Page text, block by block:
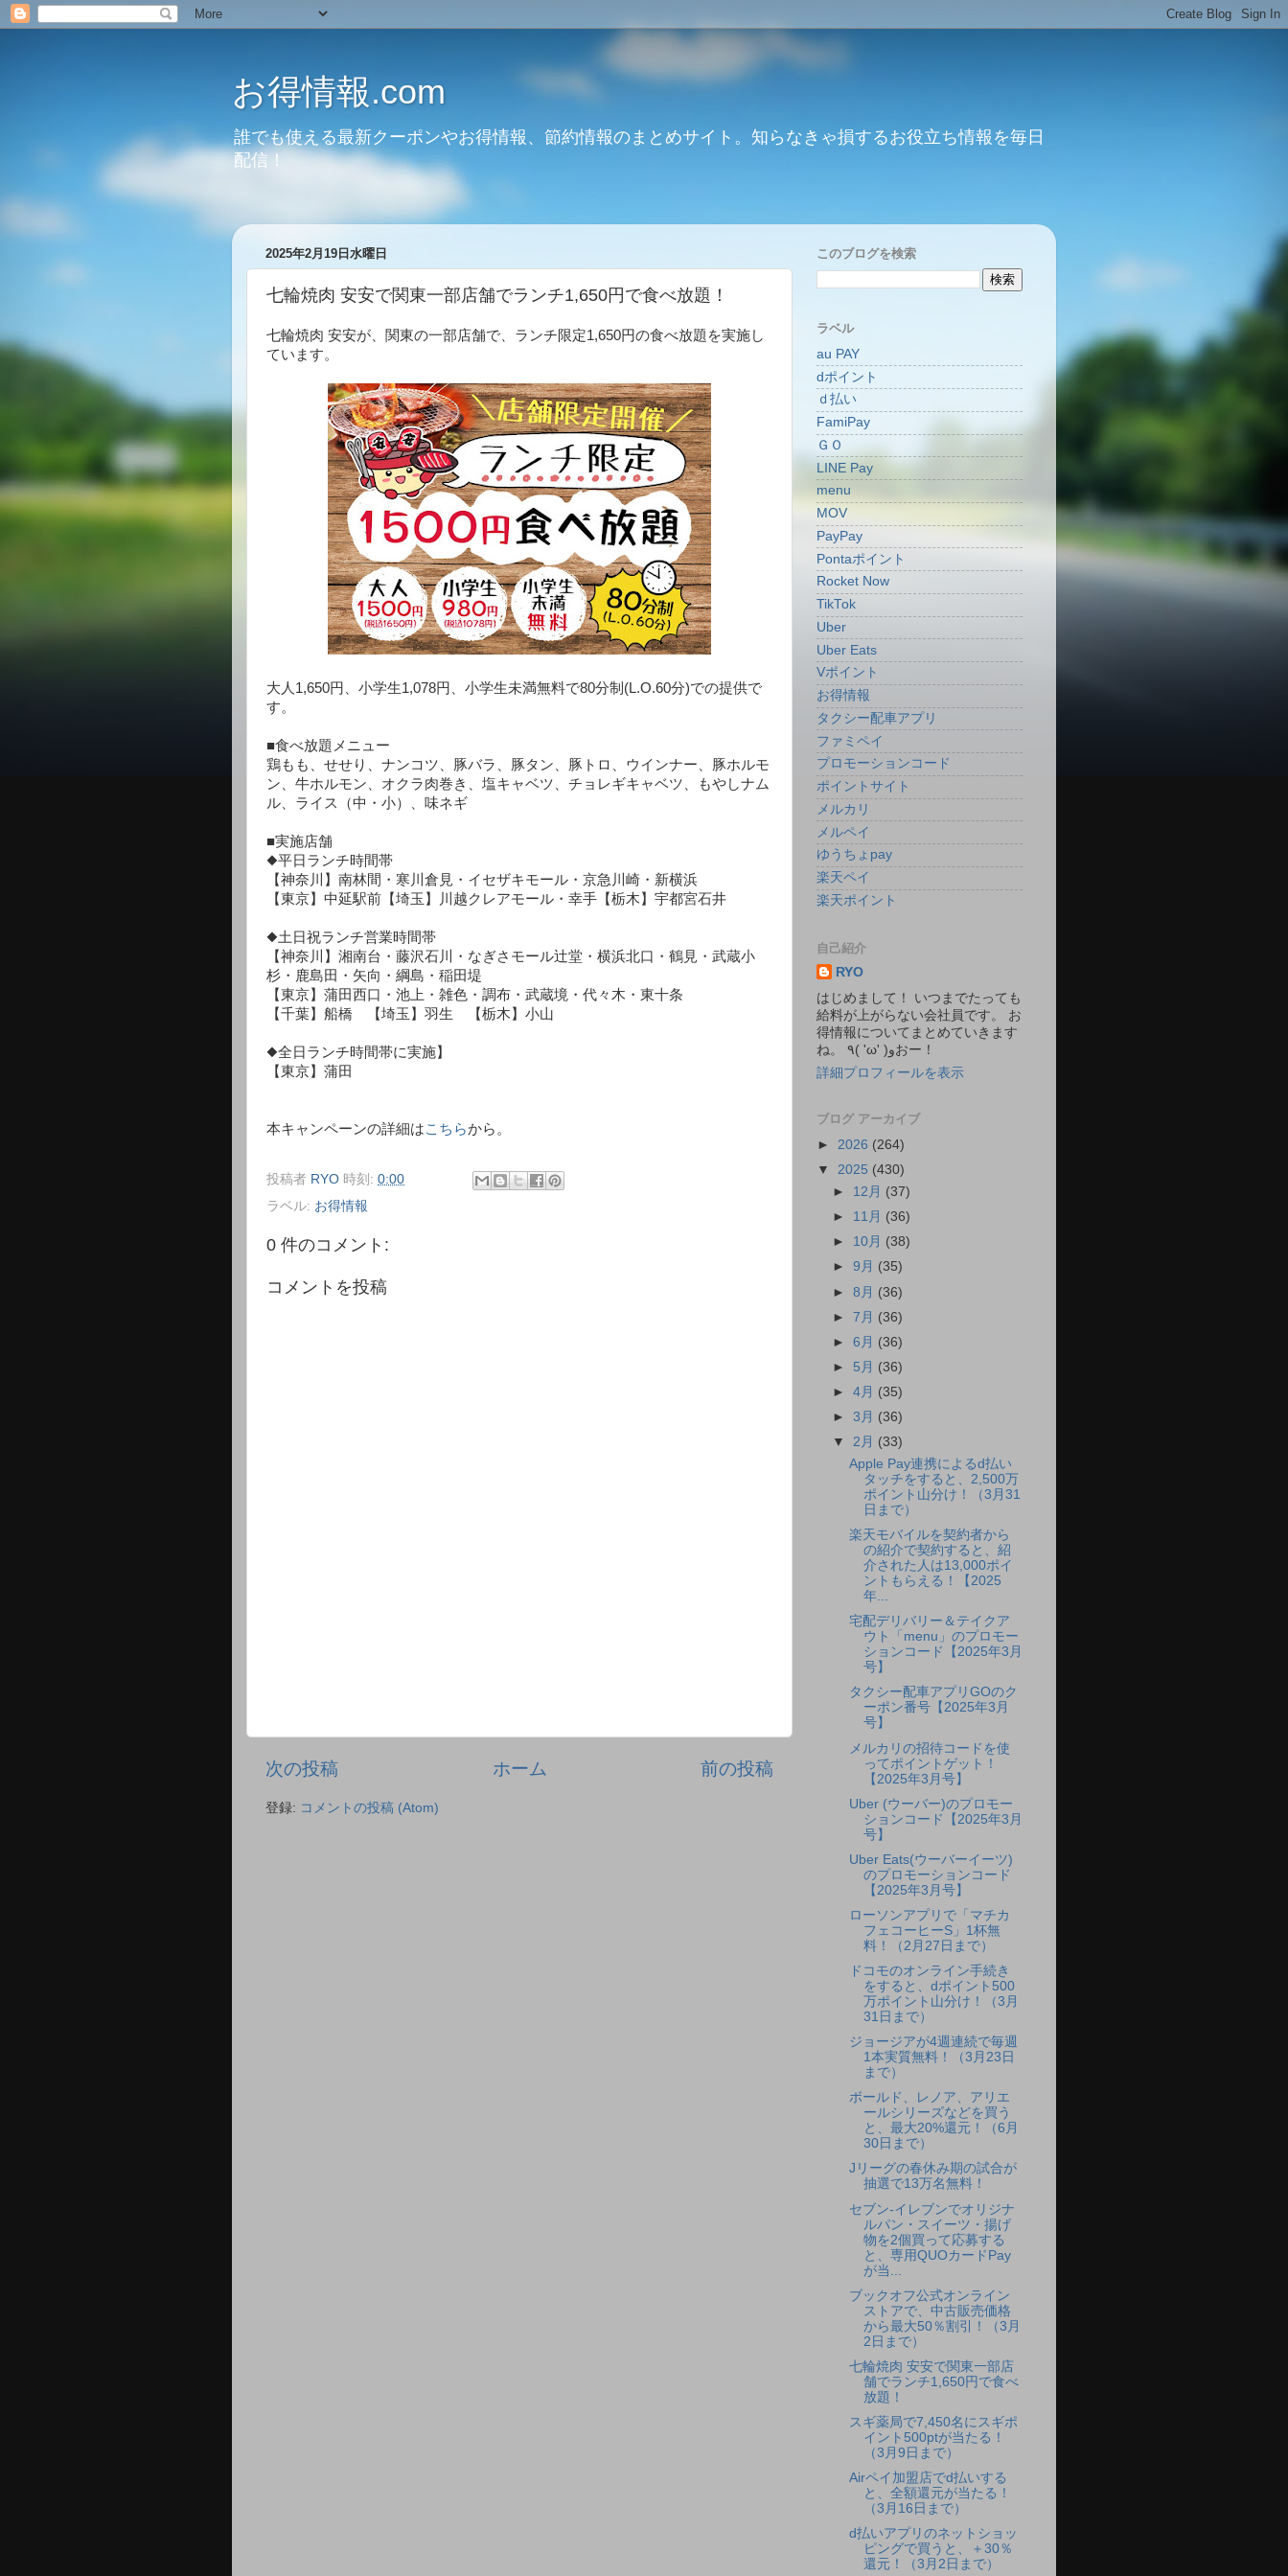
お得情報.com
誰でも使える最新クーポンやお得情報、節約情報のまとめサイト。知らなきゃ損するお役立ち情報を毎日
配信！
2025年2月19日水曜日
七輪焼肉 安安で関東一部店舗でランチ1,650円で食べ放題！
七輪焼肉 安安が、関東の一部店舗で、ランチ限定1,650円の食べ放題を実施し
ています。
大人1,650円、小学生1,078円、小学生未満無料で80分制(L.O.60分)での提供で
す。
■食べ放題メニュー
鶏もも、せせり、ナンコツ、豚バラ、豚タン、豚トロ、ウインナー、豚ホルモ
ン、牛ホルモン、オクラ肉巻き、塩キャベツ、チョレギキャベツ、もやしナム
ル、ライス（中・小）、味ネギ
■実施店舗
◆平日ランチ時間帯
【神奈川】南林間・寒川倉見・イセザキモール・京急川崎・新横浜
【東京】中延駅前【埼玉】川越クレアモール・幸手【栃木】宇都宮石井
◆土日祝ランチ営業時間帯
【神奈川】湘南台・藤沢石川・なぎさモール辻堂・横浜北口・鶴見・武蔵小
杉・鹿島田・矢向・綱島・稲田堤
【東京】蒲田西口・池上・雑色・調布・武蔵境・代々木・東十条
【千葉】船橋 【埼玉】羽生 【栃木】小山
◆全日ランチ時間帯に実施】
【東京】蒲田
本キャンペーンの詳細はこちらから。
投稿者 RYO 時刻: 0:00
ラベル: お得情報
0 件のコメント:
コメントを投稿
次の投稿 前の投稿
ホーム
登録: コメントの投稿 (Atom)
このブログを検索
ラベル
au PAY
dポイント
ｄ払い
FamiPay
ＧＯ
LINE Pay
menu
MOV
PayPay
Pontaポイント
Rocket Now
TikTok
Uber
Uber Eats
Vポイント
お得情報
タクシー配車アプリ
ファミペイ
プロモーションコード
ポイントサイト
メルカリ
メルペイ
ゆうちょpay
楽天ペイ
楽天ポイント
自己紹介
RYO
はじめまして！ いつまでたっても
給料が上がらない会社員です。 お
得情報についてまとめていきます
ね。 ٩( 'ω' )وおー！
詳細プロフィールを表示
ブログ アーカイブ
► 2026 (264)
▼ 2025 (430)
► 12月 (37)
► 11月 (36)
► 10月 (38)
►9月 (35)
►8月 (36)
►7月 (36)
►6月 (36)
► 5月 (36)
►4月 (35)
►3月 (36)
▼2月 (33)
Apple Pay連携によるd払い
タッチをすると、2,500万
ポイント山分け！（3月31
日まで）
楽天モバイルを契約者から
の紹介で契約すると、紹
介された人は13,000ポイ
ントもらえる！【2025
年...
宅配デリバリー＆テイクア
ウト「menu」のプロモー
ションコード【2025年3月
号】
タクシー配車アプリGOのク
ーポン番号【2025年3月
号】
メルカリの招待コードを使
ってポイントゲット！
【2025年3月号】
Uber (ウーバー)のプロモー
ションコード【2025年3月
号】
Uber Eats(ウーバーイーツ)
のプロモーションコード
【2025年3月号】
ローソンアプリで「マチカ
フェコーヒーS」1杯無
料！（2月27日まで）
ドコモのオンライン手続き
をすると、dポイント500
万ポイント山分け！（3月
31日まで）
ジョージアが4週連続で毎週
1本実質無料！（3月23日
まで）
ボールド、レノア、アリエ
ールシリーズなどを買う
と、最大20%還元！（6月
30日まで）
Jリーグの春休み期の試合が
抽選で13万名無料！
セブン-イレブンでオリジナ
ルパン・スイーツ・揚げ
物を2個買って応募する
と、専用QUOカードPay
が当...
ブックオフ公式オンライン
ストアで、中古販売価格
から最大50％割引！（3月
2日まで）
七輪焼肉 安安で関東一部店
舗でランチ1,650円で食べ
放題！
スギ薬局で7,450名にスギポ
イント500ptが当たる！
（3月9日まで）
Airペイ加盟店でd払いする
と、全額還元が当たる！
（3月16日まで）
d払いアプリのネットショッ
ピングで買うと、＋30％
還元！（3月2日まで）